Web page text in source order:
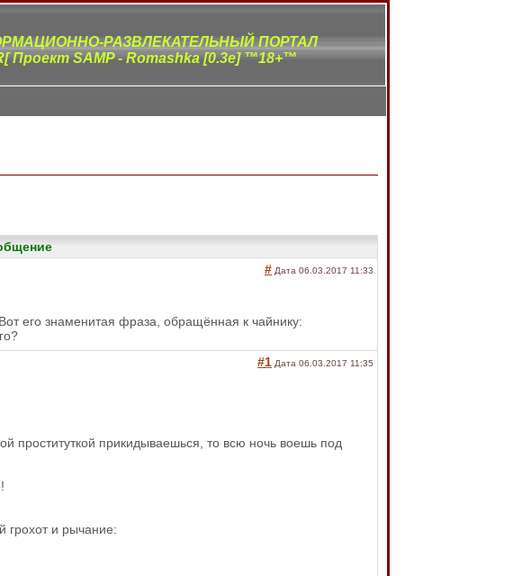
РАЗВЛЕКАТЕЛЬНЫЙ ПОРТАЛ
Проект SAMP - Romashka [0.3e] ™18+™
# Дата 06.03.2017 11:33
его знаменитая фраза, обращённая к чайнику:
#1 Дата 06.03.2017 11:35
проституткой прикидываешься, то всю ночь воешь под
грохот и рычание: